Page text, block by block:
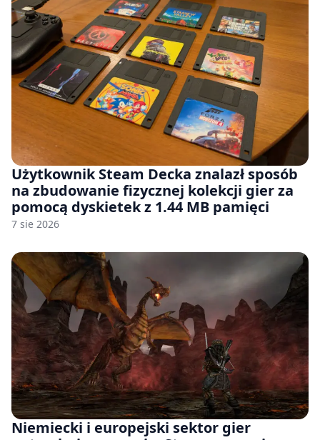
Użytkownik Steam Decka znalazł sposób
na zbudowanie fizycznej kolekcji gier za
pomocą dyskietek z 1.44 MB pamięci
7 sie 2026
Niemiecki i europejski sektor gier